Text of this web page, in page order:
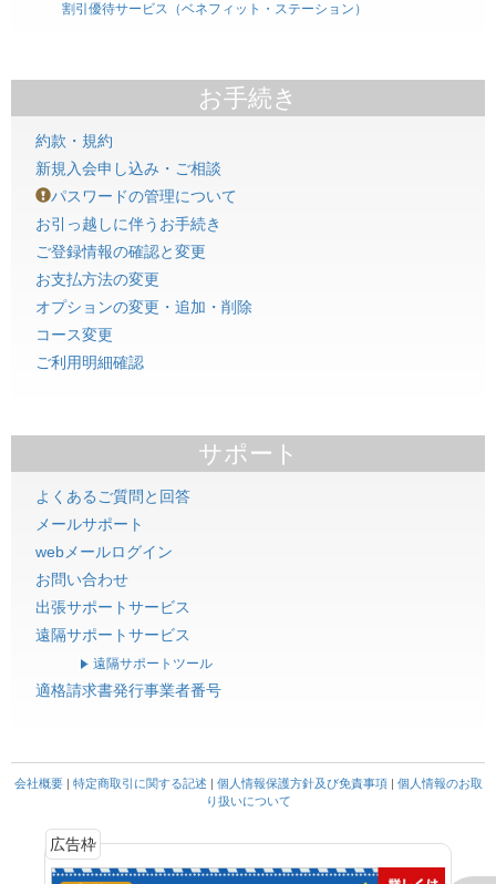
割引優待サービス（ベネフィット・ステーション）
お手続き
約款・規約
新規入会申し込み・ご相談
パスワードの管理について
お引っ越しに伴うお手続き
ご登録情報の確認と変更
お支払方法の変更
オプションの変更・追加・削除
コース変更
ご利用明細確認
サポート
よくあるご質問と回答
メールサポート
webメールログイン
お問い合わせ
出張サポートサービス
遠隔サポートサービス
遠隔サポートツール
適格請求書発行事業者番号
会社概要| 特定商取引に関する記述 個人情報保護方針及び免責事項| 個人情報のお取
り扱いについて